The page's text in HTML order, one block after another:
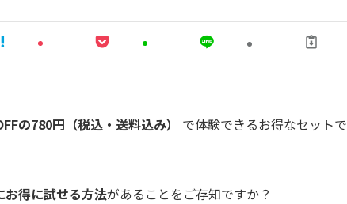
の780円（税込・送料込み）
で体験できるお得なセットで
お得に試せる方法があることをご存知ですか？